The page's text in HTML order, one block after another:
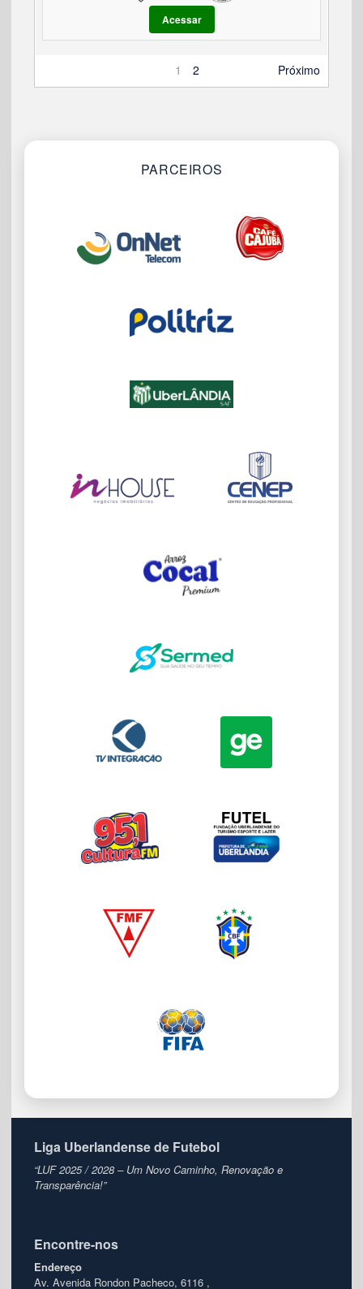
Acessar
1 2 Próximo
PARCEIROS
Liga Uberlandense de Futebol
“LUF 2025 / 2028 – Um Novo Caminho, Renovação e
Transparência!”
Encontre-nos
Endereço
Av. Avenida Rondon Pacheco, 6116 ,